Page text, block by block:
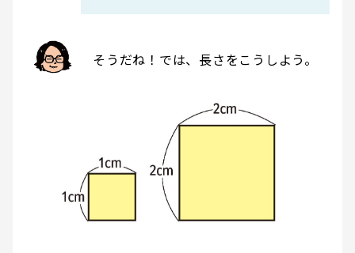
そうだね！では、長さをこうしよう。